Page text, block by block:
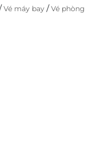
Vé máy bay /Vé phòng